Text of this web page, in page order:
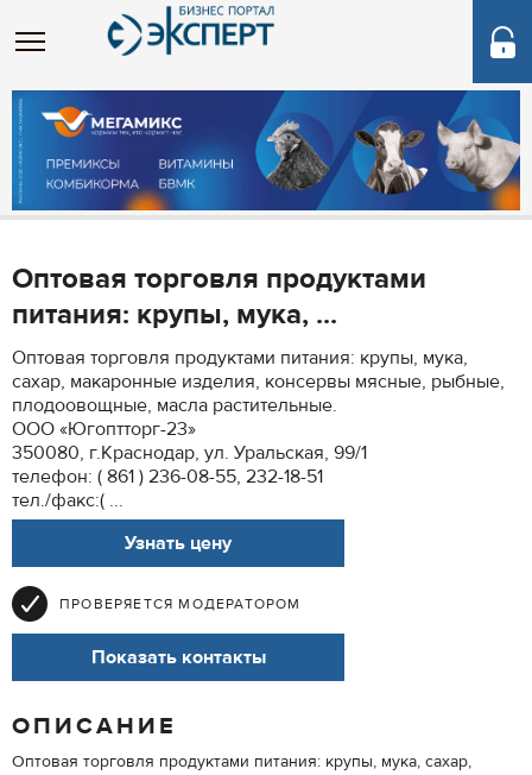
Оптовая торговля продуктами
питания: крупы, мука, ...
Оптовая торговля продуктами питания: крупы, мука,
сахар, макаронные изделия, консервы мясные, рыбные,
плодоовощные, масла растительные.
ООО «Югоптторг-23»
350080, г.Краснодар, ул. Уральская, 99/1
телефон: ( 861 ) 236-08-55, 232-18-51
тел./факс:( ...
Узнать цену
ПРОВЕРЯЕТСЯ МОДЕРАТОРОМ
Показать контакты
ОПИСАНИЕ
Оптовая торговля продуктами питания: крупы, мука, сахар,